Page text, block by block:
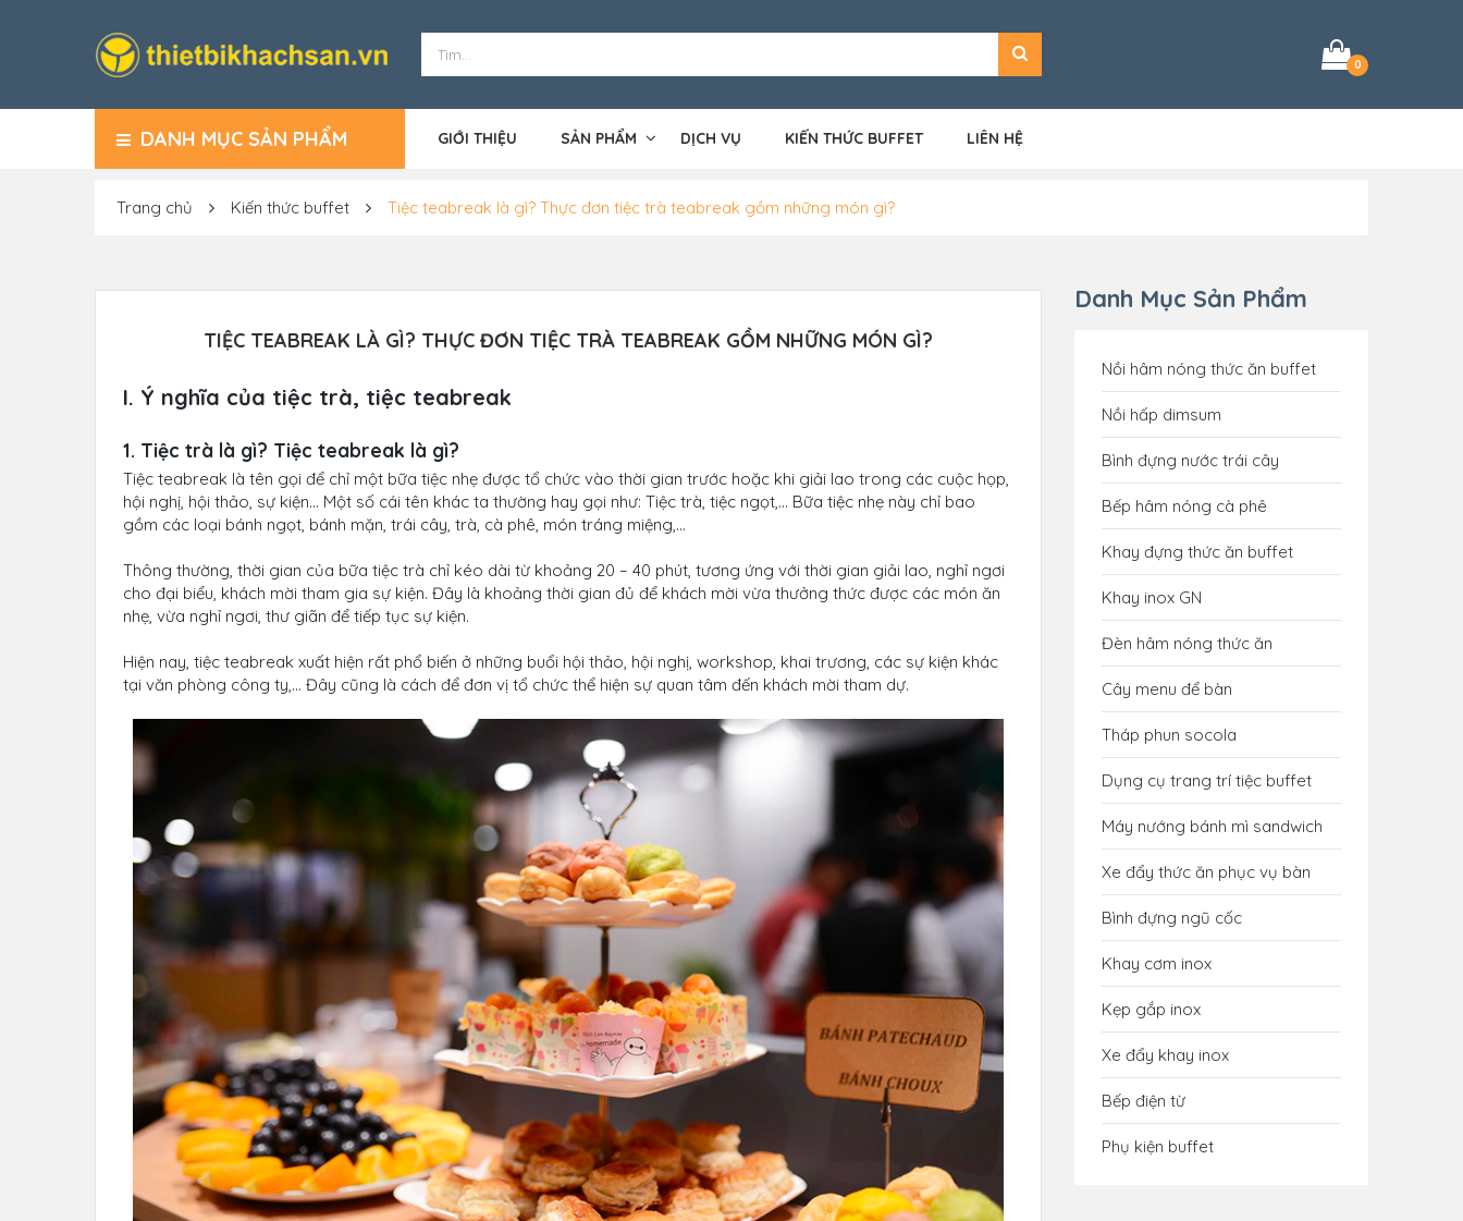
0
DANH MỤC SẢN PHẨM GIỚI THIỆU SẢN PHẨM DỊCH VỤ KIẾN THỨC BUFFET LIÊN HỆ
Trang chủ Kiến thức buffet Tiệc teabreak là gì? Thực đơn tiệc trà teabreak gồm những món gì?
TIỆC TEABREAK LÀ GÌ? THỰC ĐƠN TIỆC TRÀ TEABREAK GỒM NHỮNG MÓN GÌ?
I. Ý nghĩa của tiệc trà, tiệc teabreak
1. Tiệc trà là gì? Tiệc teabreak là gì?
Tiệc teabreak là tên gọi để chỉ một bữa tiệc nhẹ được tổ chức vào thời gian trước hoặc khi giải lao trong các cuộc họp,
hội nghị, hội thảo, sự kiện... Một số cái tên khác ta thường hay gọi như: Tiệc trà, tiệc ngọt,... Bữa tiệc nhẹ này chỉ bao
gồm các loại bánh ngọt, bánh mặn, trái cây, trà, cà phê, món tráng miệng,...
Thông thường, thời gian của bữa tiệc trà chỉ kéo dài từ khoảng 20 – 40 phút, tương ứng với thời gian giải lao, nghỉ ngơi
cho đại biểu, khách mời tham gia sự kiện. Đây là khoảng thời gian đủ để khách mời vừa thưởng thức được các món ăn
nhẹ, vừa nghỉ ngơi, thư giãn để tiếp tục sự kiện.
Hiện nay, tiệc teabreak xuất hiện rất phổ biến ở những buổi hội thảo, hội nghị, workshop, khai trương, các sự kiện khác
tại văn phòng công ty,... Đây cũng là cách để đơn vị tổ chức thể hiện sự quan tâm đến khách mời tham dự.
Danh Mục Sản Phẩm
Nồi hâm nóng thức ăn buffet
Nồi hấp dimsum
Bình đựng nước trái cây
Bếp hâm nóng cà phê
Khay đựng thức ăn buffet
Khay inox GN
Đèn hâm nóng thức ăn
Cây menu để bàn
Tháp phun socola
Dụng cụ trang trí tiệc buffet
Máy nướng bánh mì sandwich
Xe đẩy thức ăn phục vụ bàn
Bình đựng ngũ cốc
Khay cơm inox
Kẹp gắp inox
Xe đẩy khay inox
Bếp điện từ
Phụ kiện buffet